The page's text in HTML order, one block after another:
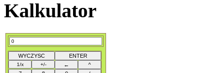
Kalkulator